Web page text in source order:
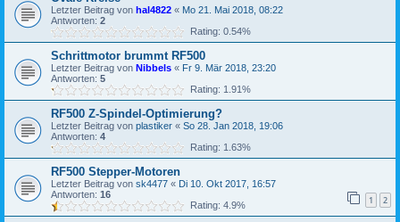
Letzter Beitrag von hal4822 « Mo 21. Mai 2018, 08:22
Antworten: 2
Rating: 0.54%
Schrittmotor brummt RF500
Letzter Beitrag von Nibbels « Fr 9. Mär 2018, 23:20
Antworten: 5
Rating: 1.91%
RF500 Z-Spindel-Optimierung?
Letzter Beitrag von plastiker « So 28. Jan 2018, 19:06
Antworten: 4
Rating: 1.63%
RF500 Stepper-Motoren
Letzter Beitrag von sk4477 « Di 10. Okt 2017, 16:57
Antworten: 16 1 2
Rating: 4.9%